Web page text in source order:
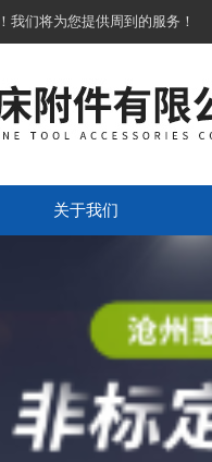
我们将为您提供周到的服务！
关于我们